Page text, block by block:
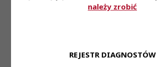
należy zrobić
REJESTR DIAGNOSTÓW
Forma zatrudnienia:Etat
Dane do kontaktu: